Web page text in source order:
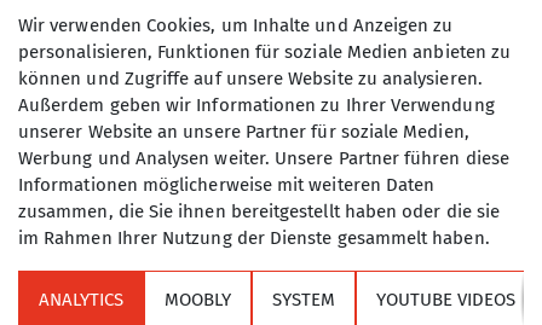
christian.buberl@dav-tak.de
Wir verwenden Cookies, um Inhalte und Anzeigen zu
personalisieren, Funktionen für soziale Medien anbieten zu
können und Zugriffe auf unsere Website zu analysieren.
Außerdem geben wir Informationen zu Ihrer Verwendung
unserer Website an unsere Partner für soziale Medien,
Werbung und Analysen weiter. Unsere Partner führen diese
Informationen möglicherweise mit weiteren Daten
zusammen, die Sie ihnen bereitgestellt haben oder die sie
im Rahmen Ihrer Nutzung der Dienste gesammelt haben.
ANALYTICS MOOBLY SYSTEM YOUTUBE VIDEOS